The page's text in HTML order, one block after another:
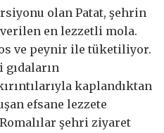
olan Patat, şehrin
en lezzetli mola.
ve peynir ile tüketiliyor.
kaplandıktan
efsane lezzete
şehri ziyaret